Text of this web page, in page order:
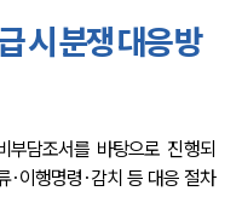
시 분쟁 대응 방
부담조서를 바탕으로 진행되
·이행명령·감치 등 대응 절차